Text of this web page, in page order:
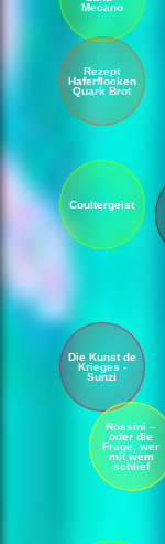
Mecano
Rezept
Haferflocken
Quark Brot
Coultergeist
Die Kunst de
Krieges -
Sunzi
Rossini –
oder die
Frage, wer
mit wem
schlief